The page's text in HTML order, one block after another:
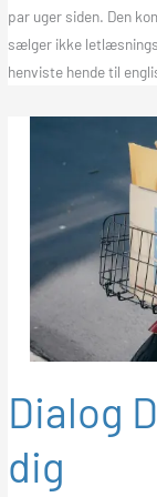
par uger siden. Den
sælger ikke
henviste hende til
Dialog
dig